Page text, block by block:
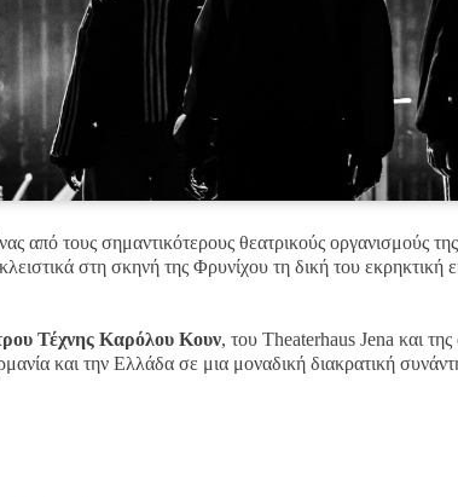
από τους σημαντικότερους θεατρικούς οργανισμούς
στη σκηνή της Φρυνίχου τη δική του
Τέχνης Καρόλου Κουν, του Theaterhaus Jena και
και την Ελλάδα σε μια μοναδική διακρατική